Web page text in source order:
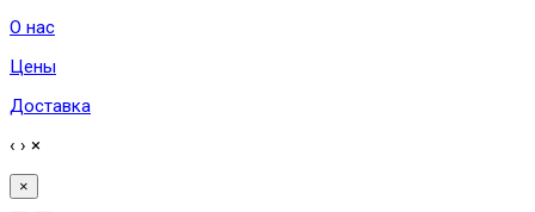
О нас
Цены
Доставка
‹ › ×
×